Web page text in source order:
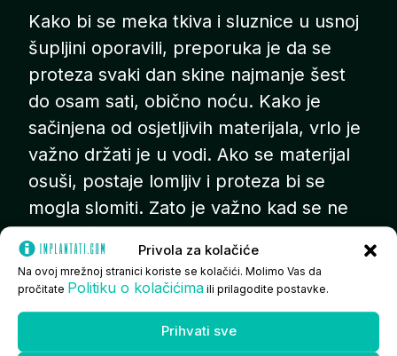
Privola za kolačiće
Na ovoj mrežnoj stranici koriste se kolačići. Molimo Vas da
pročitate Politiku o kolačićima ili prilagodite postavke.
Prihvati sve
Kako bi se meka tkiva i sluznice u usnoj
šupljini oporavili, preporuka je da se
proteza svaki dan skine najmanje šest
do osam sati, obično noću. Kako je
sačinjena od osjetljivih materijala, vrlo je
važno držati je u vodi. Ako se materijal
osuši, postaje lomljiv i proteza bi se
mogla slomiti. Zato je važno kad se ne
ponovnog stavljanja u usta valja je još
jedanput isprati. Također, prije stavljanja
valjalo bi četkicom mekih vlakana dobro
oprati usta i usnu šupljinu, jezik i obraze